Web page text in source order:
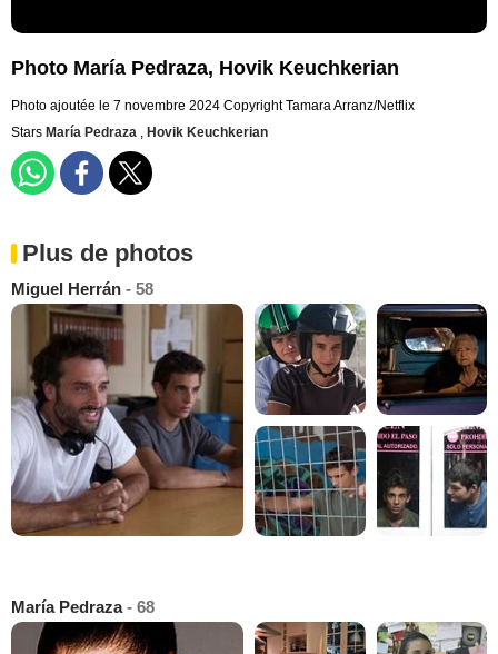
Photo María Pedraza, Hovik Keuchkerian
Photo ajoutée le 7 novembre 2024 Copyright Tamara Arranz/Netflix
Stars María Pedraza , Hovik Keuchkerian
Plus de photos
Miguel Herrán - 58
María Pedraza- 68